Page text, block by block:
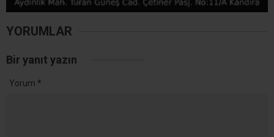
YORUMLAR
Bir yanıt yazın
Yorum *